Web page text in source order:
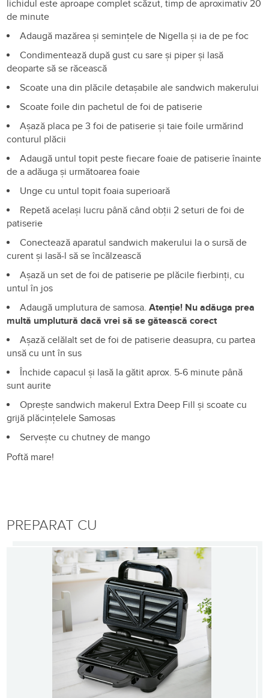
lichidul este aproape complet scăzut, timp de aproximativ 20
de minute
Adaugă mazărea și semințele de Nigella și ia de pe foc
Condimentează după gust cu sare și piper și lasă
deoparte să se răcească
Scoate una din plăcile detașabile ale sandwich makerului
Scoate foile din pachetul de foi de patiserie
Așază placa pe 3 foi de patiserie și taie foile urmărind
conturul plăcii
Adaugă untul topit peste fiecare foaie de patiserie înainte
de a adăuga și următoarea foaie
Unge cu untul topit foaia superioară
Repetă același lucru până când obții 2 seturi de foi de
patiserie
Conectează aparatul sandwich makerului la o sursă de
curent și lasă-l să se încălzească
Așază un set de foi de patiserie pe plăcile fierbinți, cu
untul în jos
Adaugă umplutura de samosa.Atenție! Nu adăuga prea
multă umplutură dacă vrei să se gătească corect
Așază celălalt set de foi de patiserie deasupra, cu partea
unsă cu unt în sus
Închide capacul și lasă la gătit aprox. 5-6 minute până
sunt aurite
Oprește sandwich makerul Extra Deep Fill și scoate cu
grijă plăcințelele Samosas
Servește cu chutney de mango
Poftă mare!
PREPARAT CU